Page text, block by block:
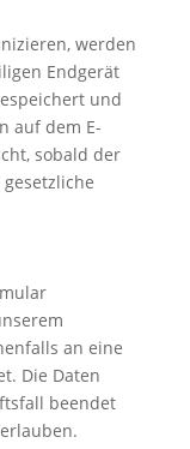
werden
Endgerät
und
auf dem E-
sobald der
an eine
Die Daten
beendet